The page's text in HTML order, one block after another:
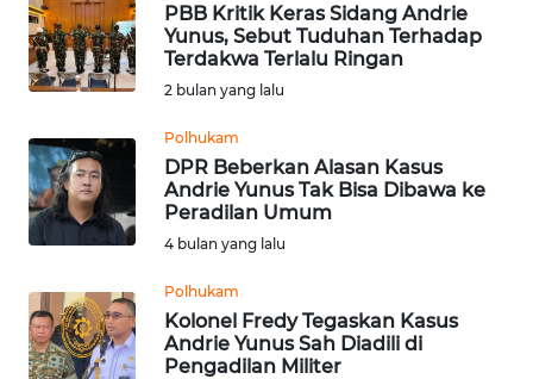
PBB Kritik Keras Sidang Andrie
Yunus, Sebut Tuduhan Terhadap
Terdakwa Terlalu Ringan
2 bulan yang lalu
Polhukam
DPR Beberkan Alasan Kasus
Andrie Yunus Tak Bisa Dibawa ke
Peradilan Umum
4 bulan yang lalu
Polhukam
Kolonel Fredy Tegaskan Kasus
Andrie Yunus Sah Diadili di
Pengadilan Militer
OPINI
Informasi
INDEKS
BERITA
KONTAK
KAMI
INFO
IKLAN